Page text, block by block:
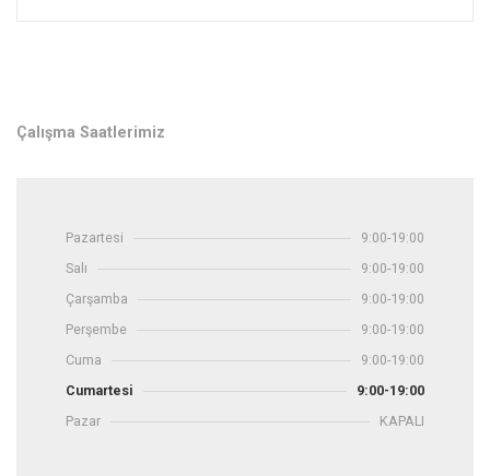
Çalışma Saatlerimiz
Pazartesi
9:00-19:00
Salı
9:00-19:00
Çarşamba
9:00-19:00
Perşembe
9:00-19:00
Cuma
9:00-19:00
Cumartesi
9:00-19:00
Pazar
KAPALI